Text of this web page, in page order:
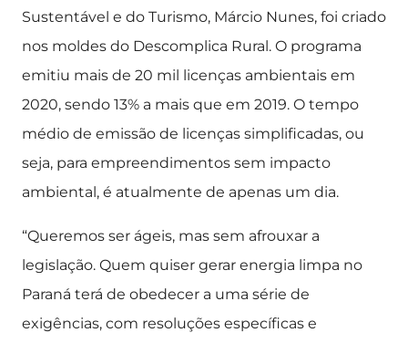
Sustentável e do Turismo, Márcio Nunes, foi criado
nos moldes do Descomplica Rural. O programa
emitiu mais de 20 mil licenças ambientais em
2020, sendo 13% a mais que em 2019. O tempo
médio de emissão de licenças simplificadas, ou
seja, para empreendimentos sem impacto
ambiental, é atualmente de apenas um dia.
“Queremos ser ágeis, mas sem afrouxar a
legislação. Quem quiser gerar energia limpa no
Paraná terá de obedecer a uma série de
exigências, com resoluções específicas e